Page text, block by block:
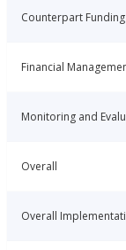
Counterpart Funding
Financial
Monitoring and
Overall
Overall